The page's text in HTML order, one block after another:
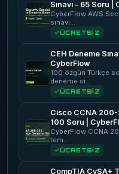
Sınavı – 65 Soru |
CyberFlow AWS
sınavı…
ÜCRETSİZ
CEH Deneme
CyberFlow
100 özgün Türkçe
deneme sı…
ÜCRETSİZ
Cisco CCNA 200-
100 Soru |
CyberFlow CCNA
tem…
ÜCRETSİZ
CompTIA CySA+